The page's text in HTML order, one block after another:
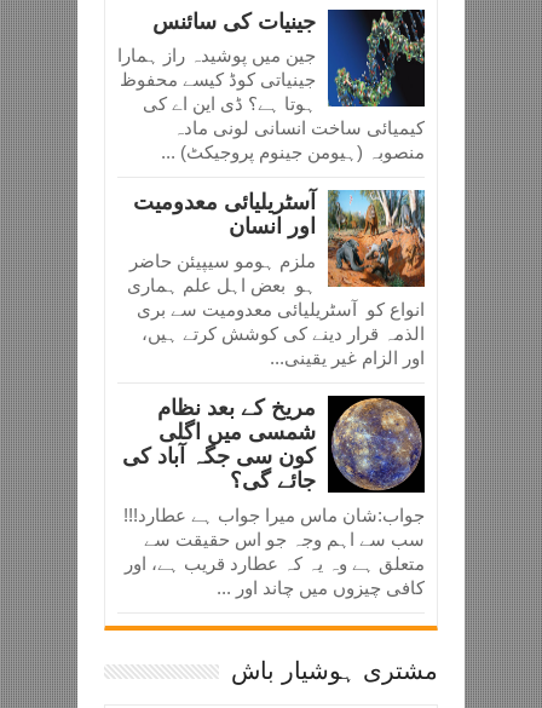
جینیات کی سائنس
جین میں پوشیدہ راز ہمارا
جینیاتی کوڈ کیسے محفوظ
ہوتا ہے؟ ڈی این اے کی
کیمیائی ساخت انسانی لونی مادہ
منصوبہ (ہیومن جینوم پروجیکٹ) ...
آسٹریلیائی معدومیت
اور انسان
ملزم ہومو سیپیئن حاضر
ہو بعض اہل علم ہماری
انواع کو آسٹریلیائی معدومیت سے بری
الذمہ قرار دینے کی کوشش کرتے ہیں،
اور الزام غیر یقینی...
مریخ کے بعد نظام
شمسی میں اگلی
کون سی جگہ آباد کی
جائے گی؟
جواب:شان ماس میرا جواب ہے عطارد!!!
سب سے اہم وجہ جو اس حقیقت سے
متعلق ہے وہ یہ کہ عطارد قریب ہے، اور
کافی چیزوں میں چاند اور ...
مشتری ہوشیار باش